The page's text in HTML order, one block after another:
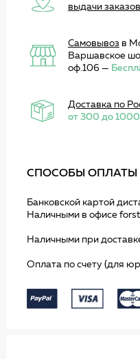
выдачи заказов
Самовывоз в
Варшавское
оф.106 —
Доставка по
от 300 до
СПОСОБЫ ОПЛАТЫ
Банковской картой
Наличными в офисе
Наличными при
Оплата по счету (для